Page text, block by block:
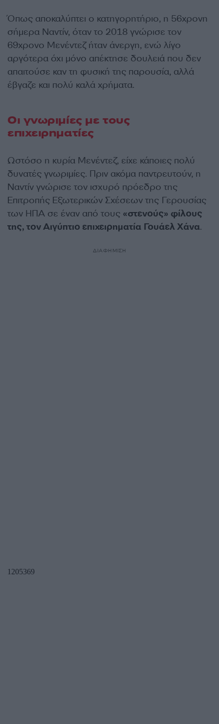
Όπως αποκαλύπτει ο κατηγορητήριο, η 56χρονη
σήμερα Ναντίν, όταν το 2018 γνώρισε τον
69χρονο Μενέντεζ ήταν άνεργη, ενώ λίγο
αργότερα όχι μόνο απέκτησε δουλειά που δεν
απαιτούσε καν τη φυσική της παρουσία, αλλά
έβγαζε και πολύ καλά χρήματα.
Οι γνωριμίες με τους
επιχειρηματίες
Ωστόσο η κυρία Μενέντεζ, είχε κάποιες πολύ
δυνατές γνωριμίες. Πριν ακόμα παντρευτούν, η
Ναντίν γνώρισε τον ισχυρό πρόεδρο της
Επιτροπής Εξωτερικών Σχέσεων της Γερουσίας
των ΗΠΑ σε έναν από τους «στενούς» φίλους
της, τον Αιγύπτιο επιχειρηματία Γουάελ Χάνα.
ΔΙΑΦΗΜΙΣΗ